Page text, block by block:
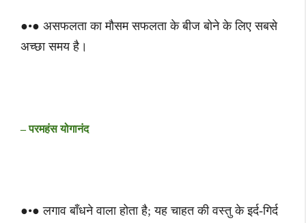
●•● असफलता का मौसम सफलता के बीज बोने के लिए सबसे
अच्छा समय है।
– परमहंस योगानंद
●•● लगाव बाँधने वाला होता है; यह चाहत की वस्तु के इर्द-गिर्द